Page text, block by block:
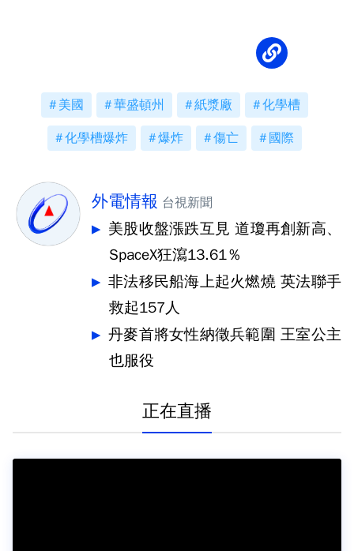
美國 華盛頓州 紙漿廠 化學槽
化學槽爆炸 爆炸 傷亡 國際
外電情報 台視新聞
美股收盤漲跌互見 道瓊再創新高、
SpaceX狂瀉13.61％
非法移民船海上起火燃燒 英法聯手
救起157人
丹麥首將女性納徵兵範圍 王室公主
也服役
正在直播